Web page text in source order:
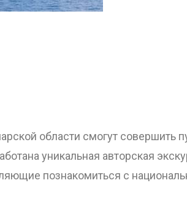
области смогут совершить
уникальная авторская
познакомиться с